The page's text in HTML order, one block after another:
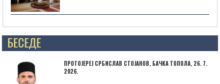
Posts not found
ПРОТОЈЕРЕЈ СРБИСЛАВ СТОЈАНОВ, БАЧКА ТОПОЛА, 26. 7.
2026.